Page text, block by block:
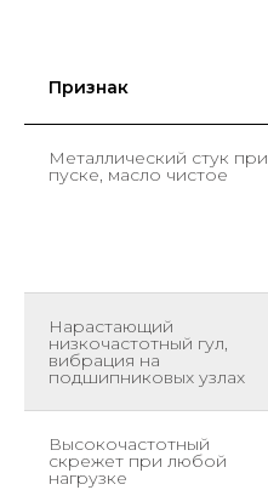
Признак
Металлический стук при
пуске, масло чистое
Нарастающий
низкочастотный гул,
вибрация на
подшипниковых узлах
Высокочастотный
скрежет при любой
нагрузке